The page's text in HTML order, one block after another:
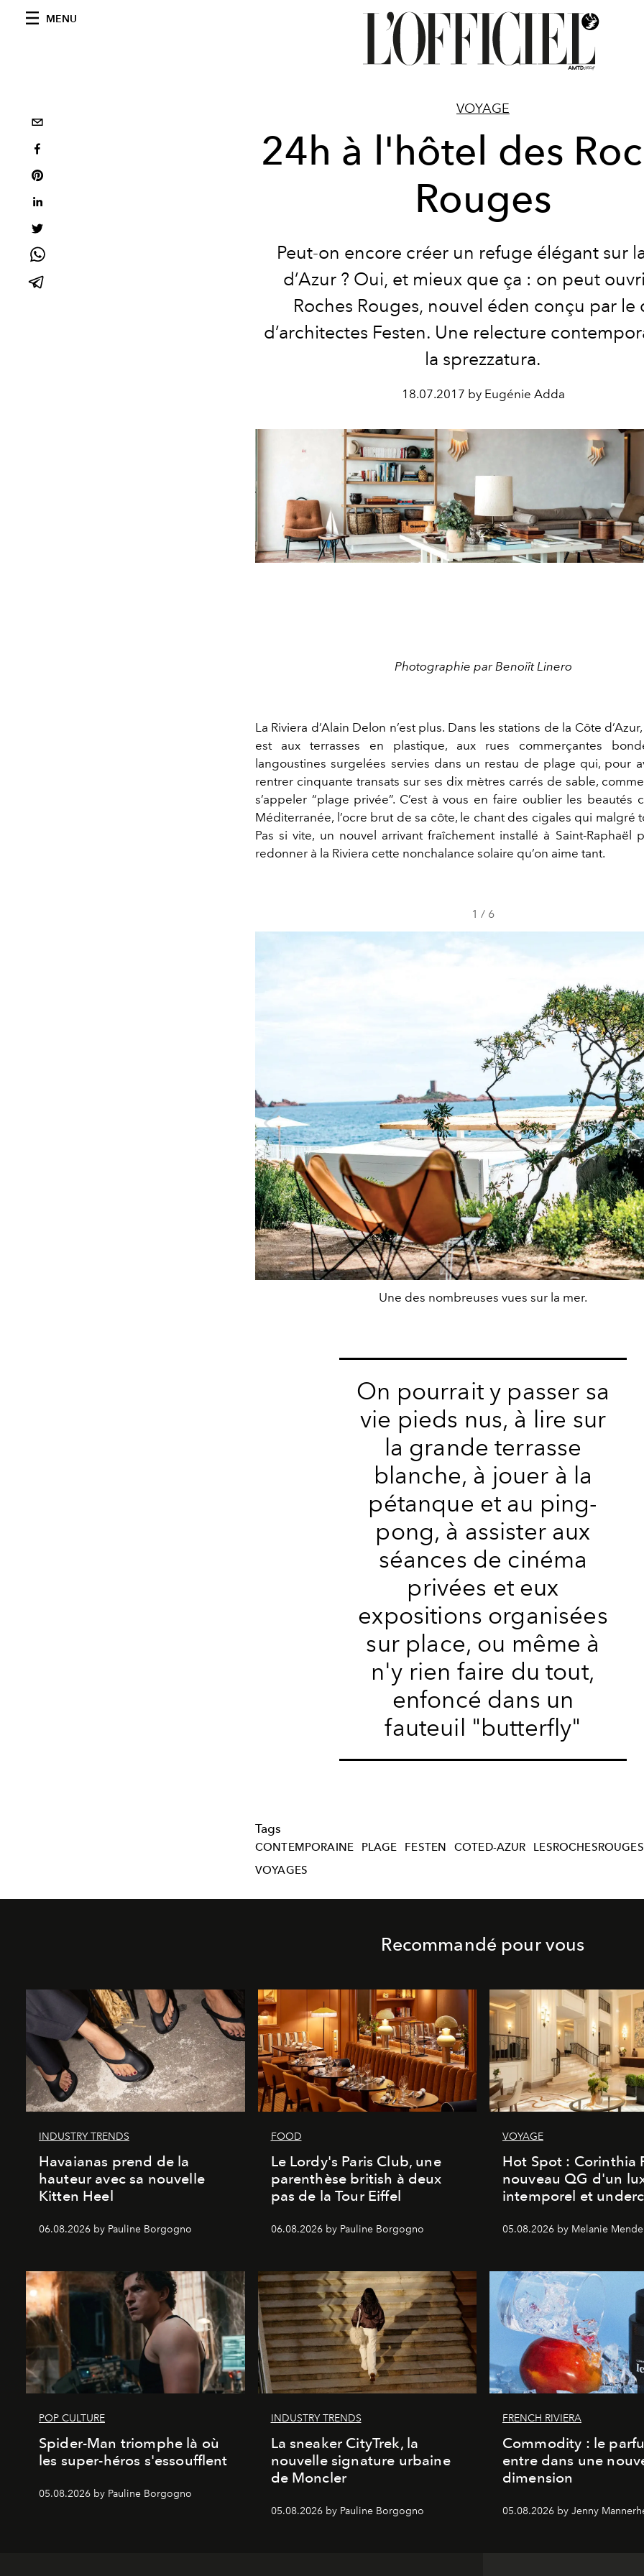
MENU
VOYAGE
24h à l'hôtel des
Rouges
Peut-on encore créer un refuge élégant sur
d’Azur ? Oui, et mieux que ça : on peut
Roches Rouges, nouvel éden conçu par le
d’architectes Festen. Une relecture
la sprezzatura.
18.07.2017 by Eugénie Adda
Photographie par Benoiît Linero
La Riviera d’Alain Delon n’est plus. Dans les stations de la Côte
est aux terrasses en plastique, aux rues commerçantes
langoustines surgelées servies dans un restau de plage qui, pour
rentrer cinquante transats sur ses dix mètres carrés de sable,
s’appeler “plage privée”. C’est à vous en faire oublier les beautés
Méditerranée, l’ocre brut de sa côte, le chant des cigales qui malgré
Pas si vite, un nouvel arrivant fraîchement installé à Saint-Raphaël
redonner à la Riviera cette nonchalance solaire qu’on aime tant.
1 / 6
Une des nombreuses vues sur la mer.
On pourrait y passer sa
vie pieds nus, à lire sur
la grande terrasse
blanche, à jouer à la
pétanque et au ping-
pong, à assister aux
séances de cinéma
privées et eux
expositions organisées
sur place, ou même à
n'y rien faire du tout,
enfoncé dans un
fauteuil "butterfly"
Tags
CONTEMPORAINE PLAGE FESTEN COTED-AZUR
LESROCHESROUGES
VOYAGES
Recommandé pour vous
INDUSTRY TRENDS
Havaianas prend de la
hauteur avec sa nouvelle
Kitten Heel
06.08.2026 by Pauline Borgogno
FOOD
Le Lordy's Paris Club, une
parenthèse british à deux
pas de la Tour Eiffel
06.08.2026 by Pauline Borgogno
VOYAGE
Hot Spot : Corinthia
nouveau QG d'un
intemporel et
05.08.2026 by Melanie
POP CULTURE
Spider-Man triomphe là où
les super-héros s'essoufflent
05.08.2026 by Pauline Borgogno
INDUSTRY TRENDS
La sneaker CityTrek, la
nouvelle signature urbaine
de Moncler
05.08.2026 by Pauline Borgogno
FRENCH RIVIERA
Commodity : le
entre dans une
dimension
05.08.2026 by Jenny